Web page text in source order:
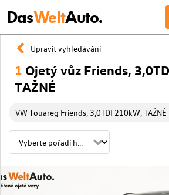
DasWeltAuto.
Upravit vyhledávání
1 Ojetý vůz Friends,
TAŽNÉ
VW Touareg Friends, 3,0TDI 210kW, TAŽNÉ